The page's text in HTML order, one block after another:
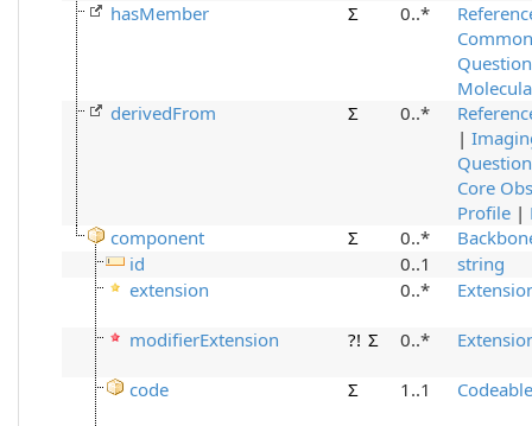
hasMember Σ 0..*
derivedFrom
Σ 0..*
|
Core
Profile |
component
Σ 0..*
id
0..1
string
extension
0..*
modifierExtension ?! Σ 0..*
code Σ 1..1